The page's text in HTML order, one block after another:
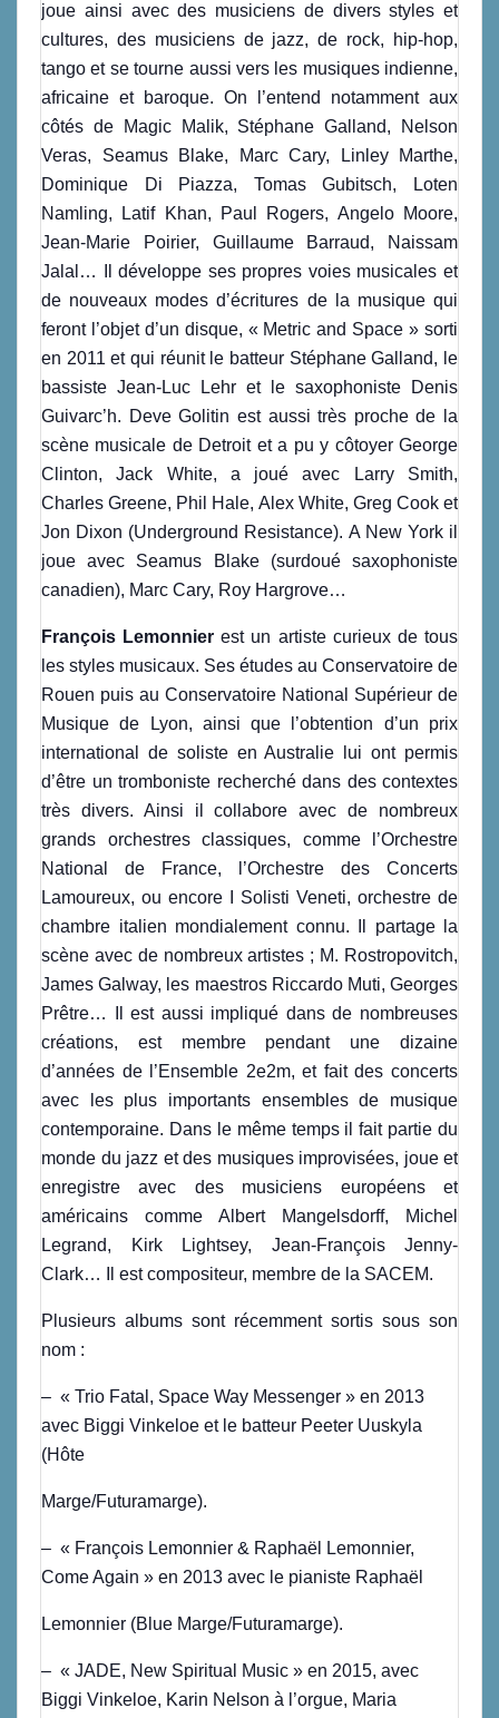
joue ainsi avec des musiciens de divers styles et
cultures, des musiciens de jazz, de rock, hip-hop,
tango et se tourne aussi vers les musiques indienne,
africaine et baroque. On l’entend notamment aux
côtés de Magic Malik, Stéphane Galland, Nelson
Veras, Seamus Blake, Marc Cary, Linley Marthe,
Dominique Di Piazza, Tomas Gubitsch, Loten
Namling, Latif Khan, Paul Rogers, Angelo Moore,
Jean-Marie Poirier, Guillaume Barraud, Naissam
Jalal… Il développe ses propres voies musicales et
de nouveaux modes d’écritures de la musique qui
feront l’objet d’un disque, « Metric and Space » sorti
en 2011 et qui réunit le batteur Stéphane Galland, le
bassiste Jean-Luc Lehr et le saxophoniste Denis
Guivarc’h. Deve Golitin est aussi très proche de la
scène musicale de Detroit et a pu y côtoyer George
Clinton, Jack White, a joué avec Larry Smith,
Charles Greene, Phil Hale, Alex White, Greg Cook et
Jon Dixon (Underground Resistance). A New York il
joue avec Seamus Blake (surdoué saxophoniste
canadien), Marc Cary, Roy Hargrove…
François Lemonnier est un artiste curieux de tous
les styles musicaux. Ses études au Conservatoire de
Rouen puis au Conservatoire National Supérieur de
Musique de Lyon, ainsi que l’obtention d’un prix
international de soliste en Australie lui ont permis
d’être un tromboniste recherché dans des contextes
très divers. Ainsi il collabore avec de nombreux
grands orchestres classiques, comme l’Orchestre
National de France, l’Orchestre des Concerts
Lamoureux, ou encore I Solisti Veneti, orchestre de
chambre italien mondialement connu. Il partage la
scène avec de nombreux artistes ; M. Rostropovitch,
James Galway, les maestros Riccardo Muti, Georges
Prêtre… Il est aussi impliqué dans de nombreuses
créations, est membre pendant une dizaine
d’années de l’Ensemble 2e2m, et fait des concerts
avec les plus importants ensembles de musique
contemporaine. Dans le même temps il fait partie du
monde du jazz et des musiques improvisées, joue et
enregistre avec des musiciens européens et
américains comme Albert Mangelsdorff, Michel
Legrand, Kirk Lightsey, Jean-François Jenny-
Clark… Il est compositeur, membre de la SACEM.
Plusieurs albums sont récemment sortis sous son
nom :
– « Trio Fatal, Space Way Messenger » en 2013
avec Biggi Vinkeloe et le batteur Peeter Uuskyla
(Hôte
Marge/Futuramarge).
– « François Lemonnier & Raphaël Lemonnier,
Come Again » en 2013 avec le pianiste Raphaël
Lemonnier (Blue Marge/Futuramarge).
– « JADE, New Spiritual Music » en 2015, avec
Biggi Vinkeloe, Karin Nelson à l’orgue, Maria